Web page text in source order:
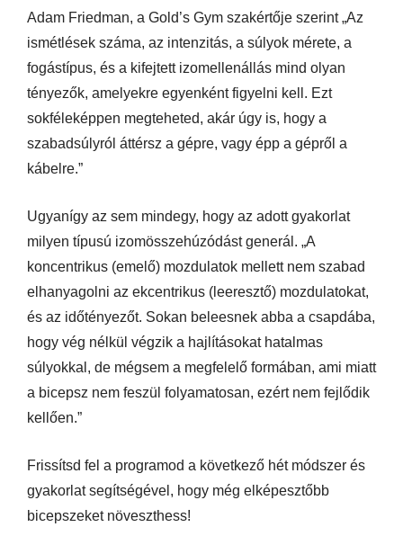
Adam Friedman, a Gold’s Gym szakértője szerint „Az
ismétlések száma, az intenzitás, a súlyok mérete, a
fogástípus, és a kifejtett izomellenállás mind olyan
tényezők, amelyekre egyenként figyelni kell. Ezt
sokféleképpen megteheted, akár úgy is, hogy a
szabadsúlyról áttérsz a gépre, vagy épp a gépről a
kábelre.”
Ugyanígy az sem mindegy, hogy az adott gyakorlat
milyen típusú izomösszehúzódást generál. „A
koncentrikus (emelő) mozdulatok mellett nem szabad
elhanyagolni az ekcentrikus (leeresztő) mozdulatokat,
és az időtényezőt. Sokan beleesnek abba a csapdába,
hogy vég nélkül végzik a hajlításokat hatalmas
súlyokkal, de mégsem a megfelelő formában, ami miatt
a bicepsz nem feszül folyamatosan, ezért nem fejlődik
kellően.”
Frissítsd fel a programod a következő hét módszer és
gyakorlat segítségével, hogy még elképesztőbb
bicepszeket növeszthess!